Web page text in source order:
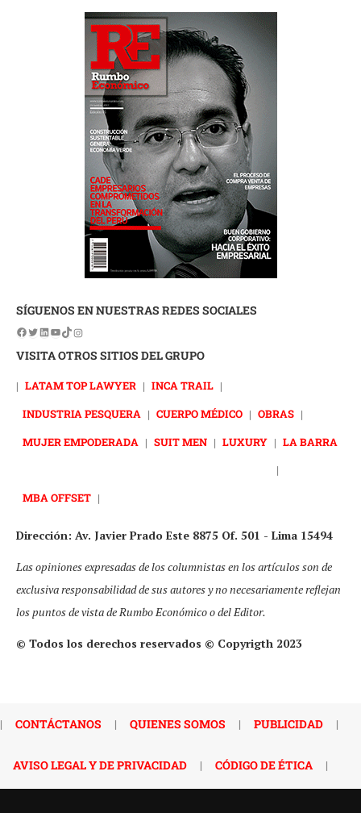
SÍGUENOS EN NUESTRAS REDES SOCIALES
VISITA OTROS SITIOS DEL GRUPO
| LATAM TOP LAWYER | INCA TRAIL |
INDUSTRIA PESQUERA | CUERPO MÉDICO | OBRAS |
MUJER EMPODERADA | SUIT MEN | LUXURY | LA BARRA
|
MBA OFFSET |
Dirección: Av. Javier Prado Este 8875 Of. 501 - Lima 15494
Las opiniones expresadas de los columnistas en los artículos son de
exclusiva responsabilidad de sus autores y no necesariamente reflejan
los puntos de vista de Rumbo Económico o del Editor.
© Todos los derechos reservados © Copyrigth 2023
| CONTÁCTANOS | QUIENES SOMOS | PUBLICIDAD |
AVISO LEGAL Y DE PRIVACIDAD | CÓDIGO DE ÉTICA |